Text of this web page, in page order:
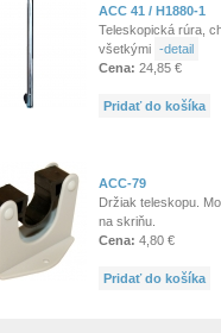
ACC 41 / H1880-1
Teleskopická rúra,
všetkými -detail
Cena: 24,85 €
Pridať do košíka
ACC-79
Držiak teleskopu.
na skriňu.
Cena: 4,80 €
Pridať do košíka